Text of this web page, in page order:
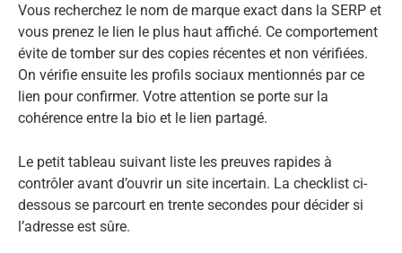
Vous recherchez le nom de marque exact dans la SERP et
vous prenez le lien le plus haut affiché. Ce comportement
évite de tomber sur des copies récentes et non vérifiées.
On vérifie ensuite les profils sociaux mentionnés par ce
lien pour confirmer. Votre attention se porte sur la
cohérence entre la bio et le lien partagé.
Le petit tableau suivant liste les preuves rapides à
contrôler avant d’ouvrir un site incertain. La checklist ci-
dessous se parcourt en trente secondes pour décider si
l’adresse est sûre.